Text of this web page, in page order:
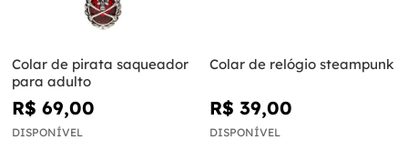
Colar de pirata saqueador
para adulto
R$ 69,00
DISPONÍVEL
Colar de relógio steampunk
R$ 39,00
DISPONÍVEL